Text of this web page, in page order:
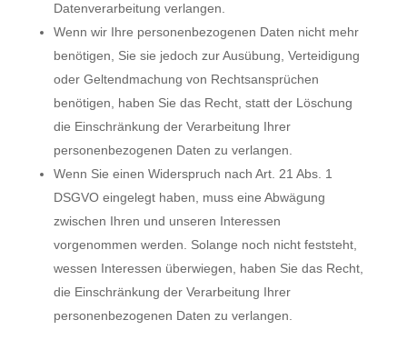
Datenverarbeitung verlangen.
Wenn wir Ihre personenbezogenen Daten nicht mehr
benötigen, Sie sie jedoch zur Ausübung, Verteidigung
oder Geltendmachung von Rechtsansprüchen
benötigen, haben Sie das Recht, statt der Löschung
die Einschränkung der Verarbeitung Ihrer
personenbezogenen Daten zu verlangen.
Wenn Sie einen Widerspruch nach Art. 21 Abs. 1
DSGVO eingelegt haben, muss eine Abwägung
zwischen Ihren und unseren Interessen
vorgenommen werden. Solange noch nicht feststeht,
wessen Interessen überwiegen, haben Sie das Recht,
die Einschränkung der Verarbeitung Ihrer
personenbezogenen Daten zu verlangen.